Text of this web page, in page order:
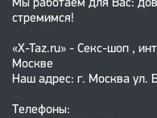
Мы работаем для Вас:
стремимся!
«X-Taz.ru» - Секс-шоп ,
Москве
Наш адрес: г. Москва ул.
Телефоны: